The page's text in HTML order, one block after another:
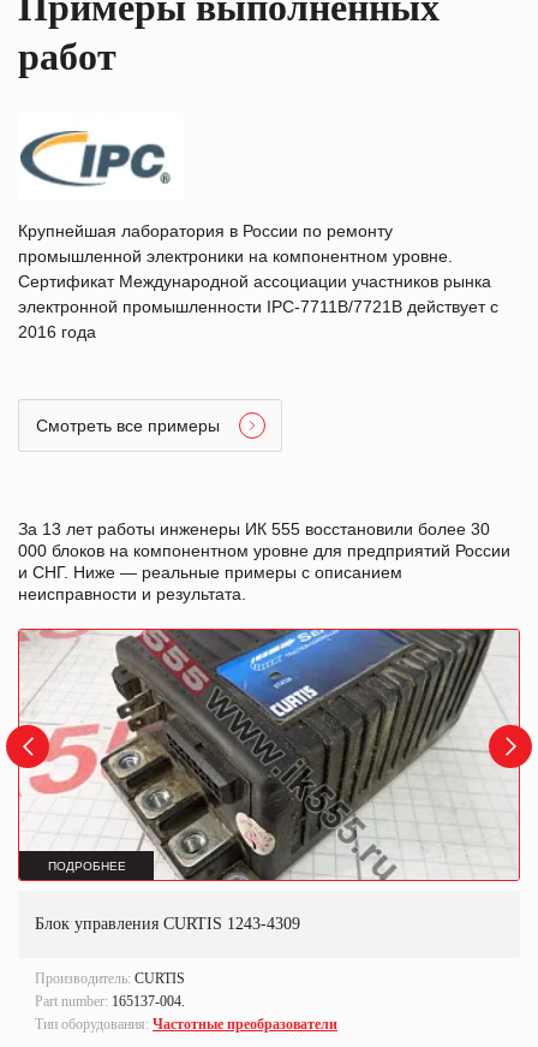
36-48VDC
PMC-17B
PMC-17B
CONTROL
DC MOTOR
SWITCHING
36-48VDC
работ
Крупнейшая лаборатория в России по ремонту
промышленной электроники на компонентном уровне.
Сертификат Международной ассоциации участников рынка
электронной промышленности IPC-7711B/7721B действует с
2016 года
Смотреть все примеры
За 13 лет работы инженеры ИК 555 восстановили более 30
000 блоков на компонентном уровне для предприятий России
и СНГ. Ниже — реальные примеры с описанием
неисправности и результата.
ПОДРОБНЕЕ
Блок управления CURTIS 1243-4309
Производитель: CURTIS
Part number: 165137-004.
Тип оборудования: Частотные преобразователи